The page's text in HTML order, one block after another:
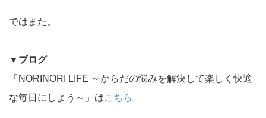
ではまた。
▼ ブログ
「NORINORI LIFE ～からだの悩みを解決して楽しく快適
な毎日にしよう～」はこちら